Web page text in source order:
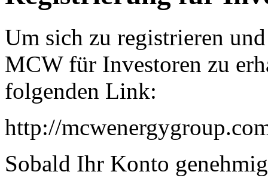
Um sich zu registrieren
MCW für Investoren zu
folgenden Link:
http://
Sobald Ihr Konto